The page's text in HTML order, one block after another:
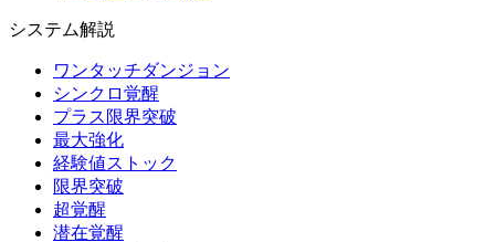
システム解説
ワンタッチダンジョン
シンクロ覚醒
プラス限界突破
最大強化
経験値ストック
限界突破
超覚醒
潜在覚醒